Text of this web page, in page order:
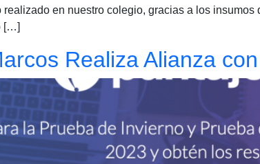
realizado en nuestro colegio, gracias a los
[…]
Realiza Alianza